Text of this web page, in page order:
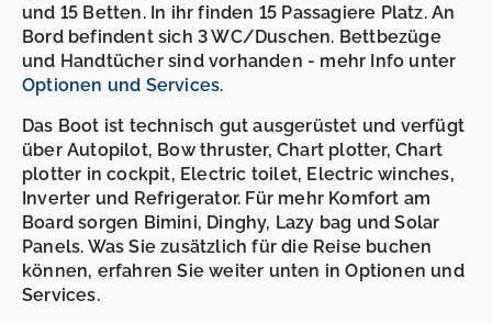
und 15 Betten. In ihr finden 15 Passagiere Platz. An
Bord befindent sich 3 WC/Duschen. Bettbezüge
und Handtücher sind vorhanden - mehr Info unter
Optionen und Services.
Das Boot ist technisch gut ausgerüstet und verfügt
über Autopilot, Bow thruster, Chart plotter, Chart
plotter in cockpit, Electric toilet, Electric winches,
Inverter und Refrigerator. Für mehr Komfort am
Board sorgen Bimini, Dinghy, Lazy bag und Solar
Panels. Was Sie zusätzlich für die Reise buchen
können, erfahren Sie weiter unten in Optionen und
Services.